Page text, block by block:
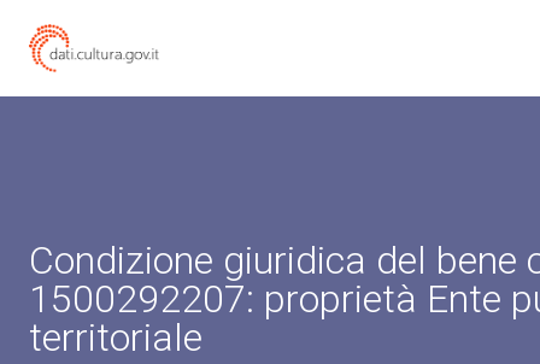
Condizione giuridica del bene
1500292207: proprietà Ente
territoriale